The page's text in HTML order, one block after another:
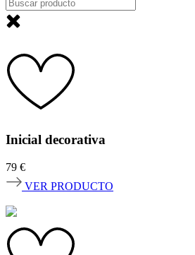
Inicial decorativa
79 €
VER PRODUCTO